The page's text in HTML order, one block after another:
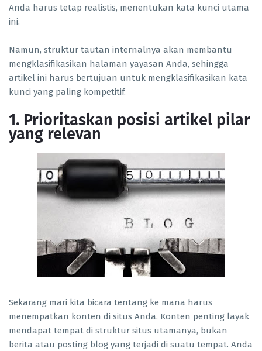
Anda harus tetap realistis, menentukan kata kunci utama
ini.
Namun, struktur tautan internalnya akan membantu
mengklasifikasikan halaman yayasan Anda, sehingga
artikel ini harus bertujuan untuk mengklasifikasikan kata
kunci yang paling kompetitif.
1. Prioritaskan posisi artikel pilar
yang relevan
Sekarang mari kita bicara tentang ke mana harus
menempatkan konten di situs Anda. Konten penting layak
mendapat tempat di struktur situs utamanya, bukan
berita atau posting blog yang terjadi di suatu tempat. Anda